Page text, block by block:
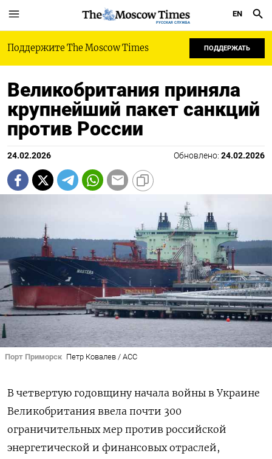
РУССКАЯ СЛУЖБА
EN
Поддержите The Moscow Times ПОДДЕРЖАТЬ
Великобритания приняла
крупнейший пакет санкций
против России
24.02.2026 Обновлено: 24.02.2026
Порт Приморск Петр Ковалев / АСС
В четвертую годовщину начала войны в Украине
Великобритания ввела почти 300
ограничительных мер против российской
энергетической и финансовых отраслей,